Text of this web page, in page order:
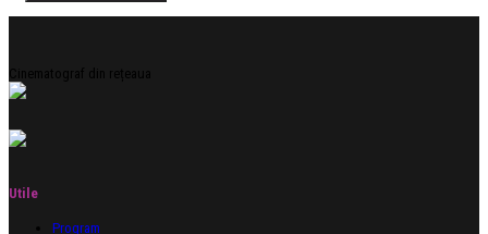
Cinematograf din rețeaua
Utile
Program